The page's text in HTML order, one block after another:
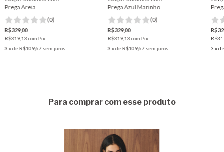
Prega Areia
(0)
R$329,00
R$319,13com Pix
3 x deR$109,67sem juros
Prega Azul Marinho
(0)
R$329,00
R$319,13com Pix
3 x deR$109,67sem juros
3 x
Para comprar com esse produto